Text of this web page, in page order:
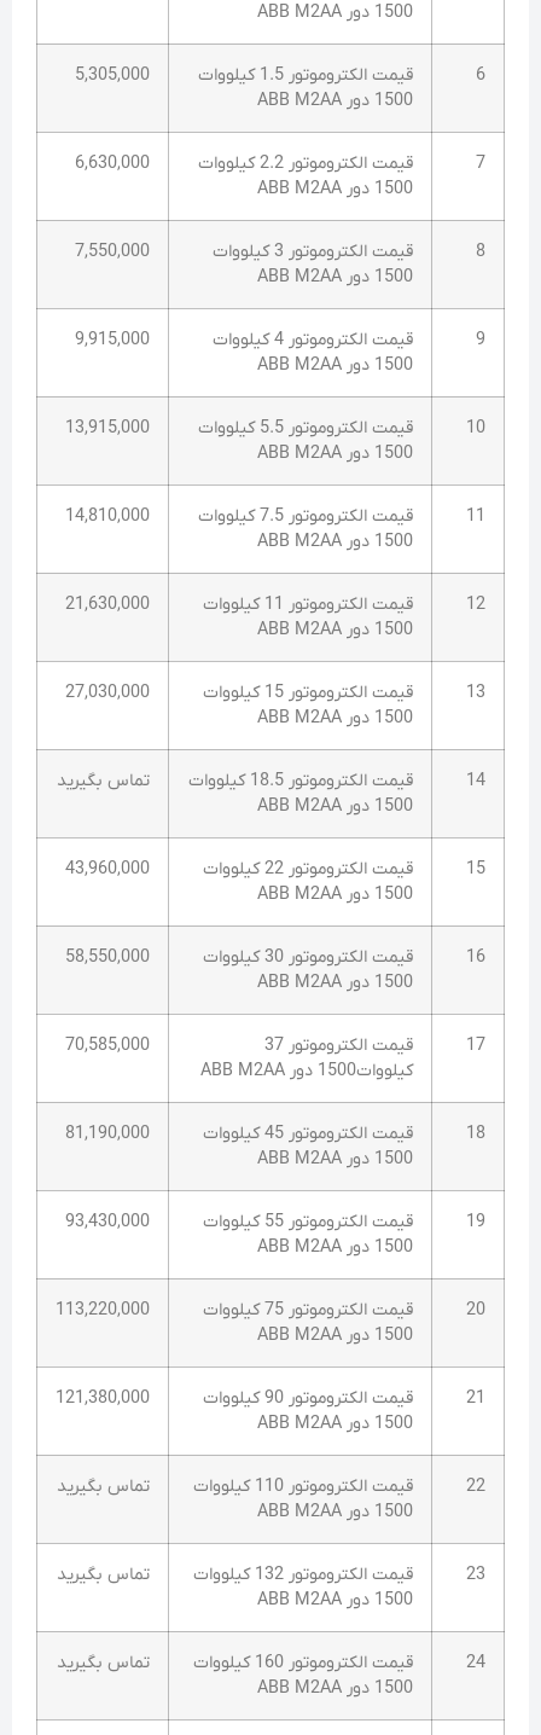
1500 دور ABB M2AA
6
قیمت الکتروموتور 1.5 کیلووات
1500 دور ABB M2AA
5,305,000
7
قیمت الکتروموتور 2.2 کیلووات
1500 دور ABB M2AA
6,630,000
8
قیمت الکتروموتور 3 کیلووات
1500 دور ABB M2AA
7,550,000
9
قیمت الکتروموتور 4 کیلووات
1500 دور ABB M2AA
9,915,000
10
قیمت الکتروموتور 5.5 کیلووات
1500 دور ABB M2AA
13,915,000
11
قیمت الکتروموتور 7.5 کیلووات
1500 دور ABB M2AA
14,810,000
12
قیمت الکتروموتور 11 کیلووات
1500 دور ABB M2AA
21,630,000
13
قیمت الکتروموتور 15 کیلووات
1500 دور ABB M2AA
27,030,000
14
قیمت الکتروموتور 18.5 کیلووات
1500 دور ABB M2AA
تماس بگیرید
15
قیمت الکتروموتور 22 کیلووات
1500 دور ABB M2AA
43,960,000
16
قیمت الکتروموتور 30 کیلووات
1500 دور ABB M2AA
58,550,000
17
قیمت الکتروموتور 37
کیلووات1500 دور ABB M2AA
70,585,000
18
قیمت الکتروموتور 45 کیلووات
1500 دور ABB M2AA
81,190,000
19
قیمت الکتروموتور 55 کیلووات
1500 دور ABB M2AA
93,430,000
20
قیمت الکتروموتور 75 کیلووات
1500 دور ABB M2AA
113,220,000
21
قیمت الکتروموتور 90 کیلووات
1500 دور ABB M2AA
121,380,000
22
قیمت الکتروموتور 110 کیلووات
1500 دور ABB M2AA
تماس بگیرید
23
قیمت الکتروموتور 132 کیلووات
1500 دور ABB M2AA
تماس بگیرید
24
قیمت الکتروموتور 160 کیلووات
1500 دور ABB M2AA
تماس بگیرید